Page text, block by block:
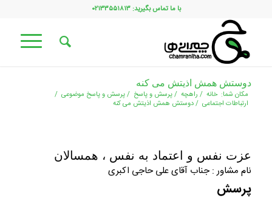
با ما تماس بگیرید: ۰۲۱۳۳۵۵۱۸۱۳
دوستش همش اذیتش می کنه
مکان شما: خانه / راهچه /پرسش و پاسخ /پرسش و پاسخ موضوعی /
ارتباطات اجتماعی /دوستش همش اذیتش می کنه
عزت نفس و اعتماد به نفس ، همسالان
نام مشاور : جناب آقای علی حاجی اکبری
پرسش